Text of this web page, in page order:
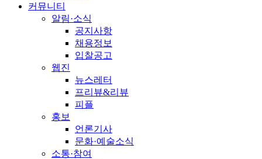
커뮤니티
알림·소식
공지사항
채용정보
입찰공고
웹진
뉴스레터
프리뷰&리뷰
피플
홍보
언론기사
문화·예술소식
소통·참여